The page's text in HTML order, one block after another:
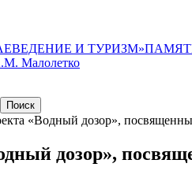
И ТУРИЗМ»ПАМЯТИ
Малолетко
«Водный дозор»,
дозор»,